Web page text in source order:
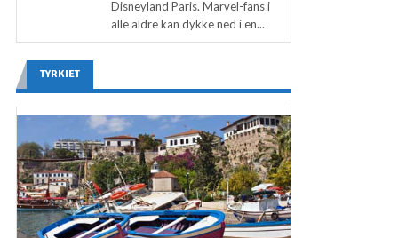
Disneyland Paris. Marvel-fans i
alle aldre kan dykke ned i en...
TYRKIET